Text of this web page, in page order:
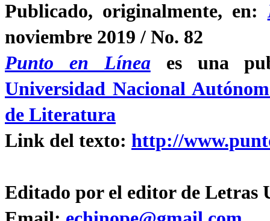
Publicado, originalmente, en:
noviembre 2019 / No. 82
Punto en Línea
es una
Universidad Nacional
de Literatura
Link del texto: http://
Editado por el editor de Letras